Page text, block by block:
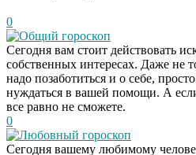
0
Общий гороскоп
Сегодня вам стоит действовать
собственных интересах. Даже не
надо позаботиться и о себе,
нуждаться в вашей помощи. А
все равно не сможете.
0
Любовный гороскоп
Сегодня вашему любимому